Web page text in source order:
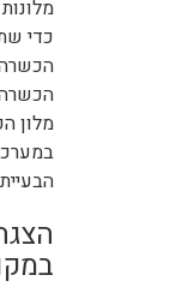
כדי
הכשרה
הכשרה
מלון